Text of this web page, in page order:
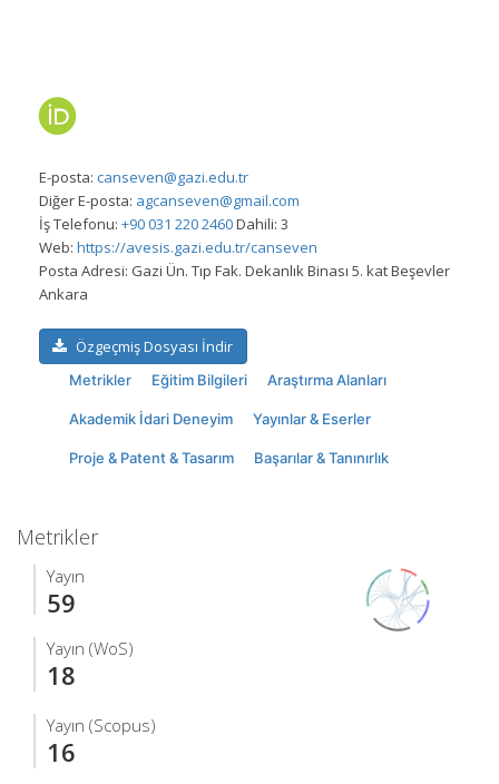
E-posta: canseven@gazi.edu.tr
Diğer E-posta: agcanseven@gmail.com
İş Telefonu: +90 031 220 2460Dahili: 3
Web: https://avesis.gazi.edu.tr/canseven
Posta Adresi: Gazi Ün. Tıp Fak. Dekanlık Binası 5. kat Beşevler
Ankara
Özgeçmiş Dosyası İndir
Metrikler Eğitim Bilgileri Araştırma Alanları
Akademik İdari Deneyim Yayınlar & Eserler
Proje & Patent & Tasarım Başarılar & Tanınırlık
Metrikler
Yayın
59
Yayın (WoS)
18
Yayın (Scopus)
16